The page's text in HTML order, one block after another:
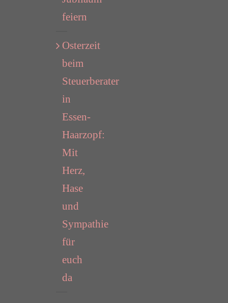
feiern
Osterzeit
beim
Steuerberater
in
Essen-
Haarzopf:
Mit
Herz,
Hase
und
Sympathie
für
euch
da